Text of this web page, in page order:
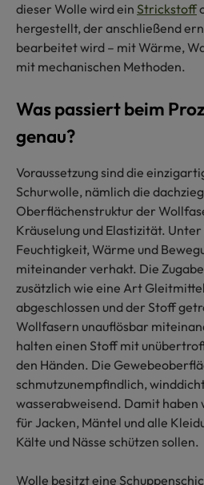
dieser Wolle wird ein Strickstoff
hergestellt, der anschließend
bearbeitet wird – mit Wärme,
mit mechanischen Methoden.
Was passiert beim
genau?
Voraussetzung sind die
Schurwolle, nämlich die
Oberflächenstruktur der
Kräuselung und Elastizität.
Feuchtigkeit, Wärme und
miteinander verhakt. Die
zusätzlich wie eine Art
abgeschlossen und der Stoff
Wollfasern unauflösbar
halten einen Stoff mit
den Händen. Die
schmutzunempfindlich,
wasserabweisend. Damit haben
für Jacken, Mäntel und alle
Kälte und Nässe schützen sollen.
Wolle besitzt eine